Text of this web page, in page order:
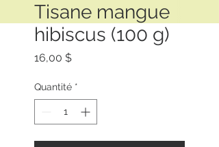
Tisane mangue
hibiscus (100 g)
16,00 $Prix
Quantité *